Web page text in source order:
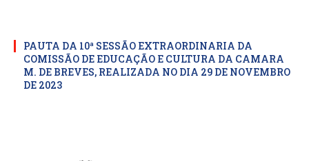
PAUTA DA 10ª SESSÃO EXTRAORDINARIA DA
COMISSÃO DE EDUCAÇÃO E CULTURA DA CAMARA
M. DE BREVES, REALIZADA NO DIA 29 DE NOVEMBRO
DE 2023